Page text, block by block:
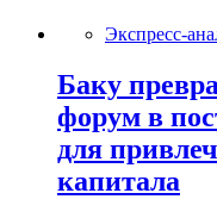
Экспресс-
Баку
форум в
для
капитала